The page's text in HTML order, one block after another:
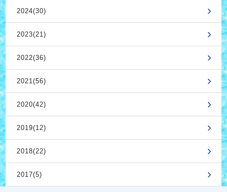
2024(30)
2023(21)
2022(36)
2021(56)
2020(42)
2019(12)
2018(22)
2017(5)